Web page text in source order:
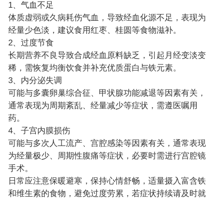
1、气血不足
体质虚弱或久病耗伤气血，导致经血化源不足，表现为
经量少色淡，建议食用红枣、桂圆等食物滋补。
2、过度节食
长期营养不良导致合成经血原料缺乏，引起月经变淡变
稀，需恢复均衡饮食并补充优质蛋白与铁元素。
3、内分泌失调
可能与多囊卵巢综合征、甲状腺功能减退等因素有关，
通常表现为周期紊乱、经量减少等症状，需遵医嘱用
药。
4、子宫内膜损伤
可能与多次人工流产、宫腔感染等因素有关，通常表现
为经量极少、周期性腹痛等症状，必要时需进行宫腔镜
手术。
日常应注意保暖避寒，保持心情舒畅，适量摄入富含铁
和维生素的食物，避免过度劳累，若症状持续请及时就